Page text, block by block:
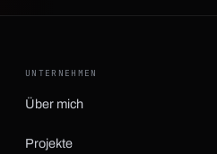
UNTERNEHMEN
Über mich
Projekte